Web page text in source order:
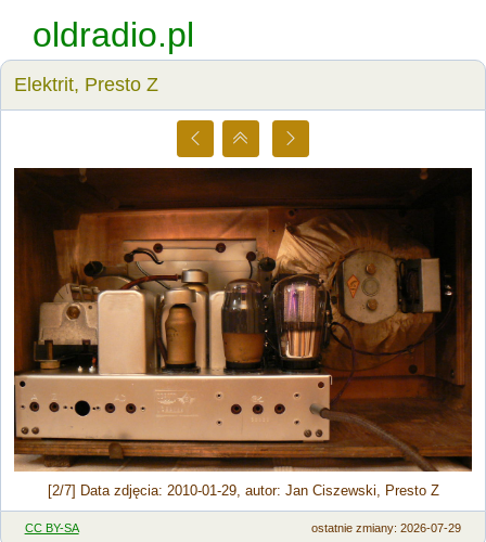
oldradio.pl
Elektrit, Presto Z
[2/7] Data zdjęcia: 2010-01-29, autor: Jan Ciszewski, Presto Z
CC BY-SA ostatnie zmiany: 2026-07-29